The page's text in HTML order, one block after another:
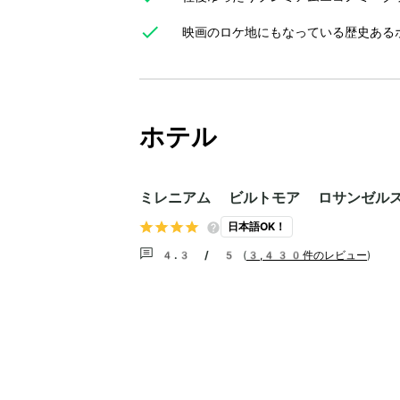
映画のロケ地にもなっている歴史ある
ホテル
ミレニアム ビルトモア ロサンゼル
日本語OK！
4.3 / 5 ( 3,430件のレビュー)